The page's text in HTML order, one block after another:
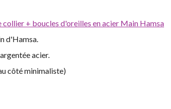
collier + boucles d'oreilles en acier Main Hamsa
d'Hamsa.
acier.
côté minimaliste)